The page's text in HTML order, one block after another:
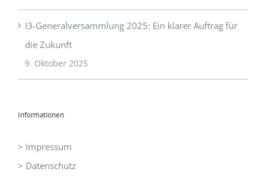
I3-Generalversammlung 2025: Ein klarer Auftrag für
die Zukunft
9. Oktober 2025
Informationen
> Impressum
> Datenschutz